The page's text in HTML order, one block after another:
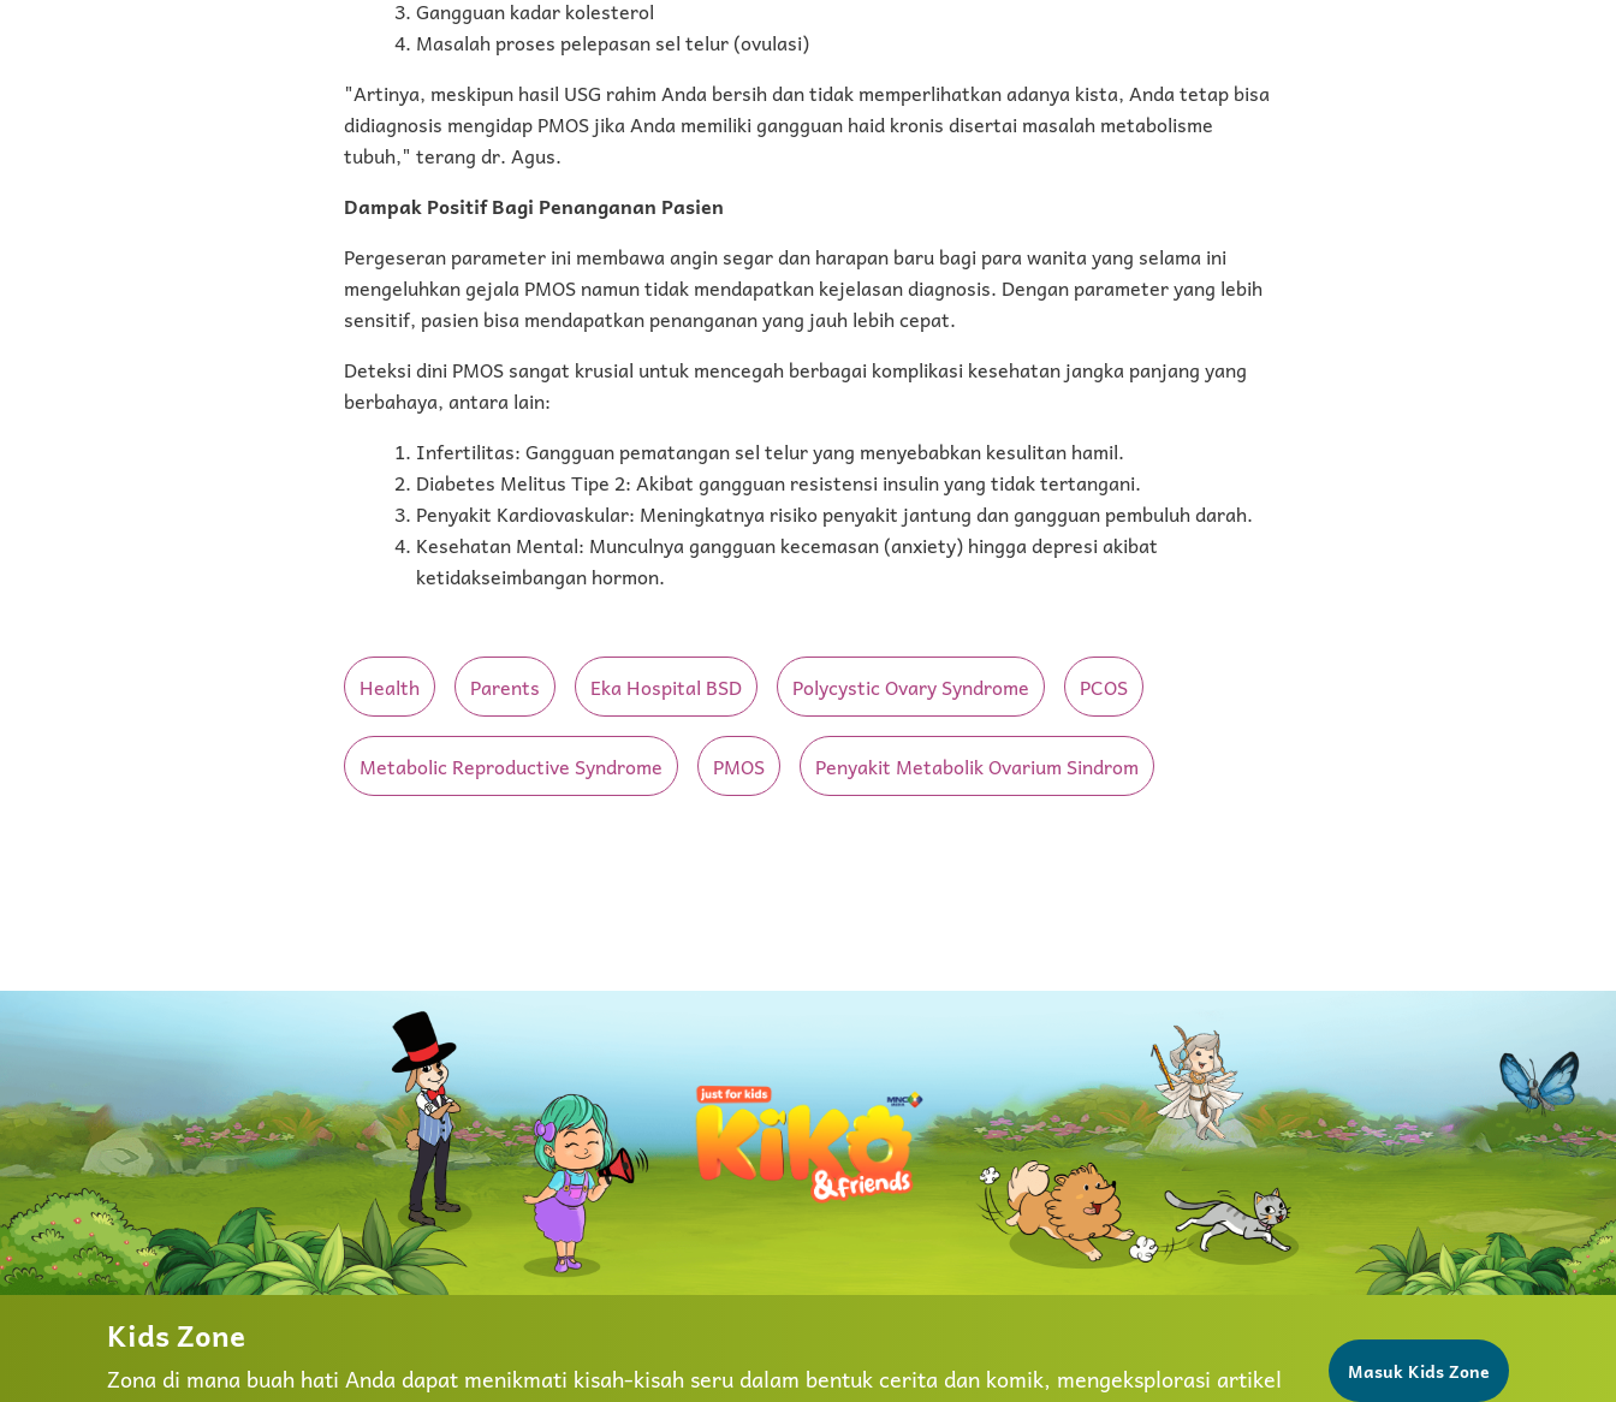
Gangguan kadar kolesterol
Masalah proses pelepasan sel telur (ovulasi)
"Artinya, meskipun hasil USG rahim Anda bersih dan tidak memperlihatkan adanya kista, Anda tetap bisa
didiagnosis mengidap PMOS jika Anda memiliki gangguan haid kronis disertai masalah metabolisme
tubuh," terang dr. Agus.
Dampak Positif Bagi Penanganan Pasien
Pergeseran parameter ini membawa angin segar dan harapan baru bagi para wanita yang selama ini
mengeluhkan gejala PMOS namun tidak mendapatkan kejelasan diagnosis. Dengan parameter yang lebih
sensitif, pasien bisa mendapatkan penanganan yang jauh lebih cepat.
Deteksi dini PMOS sangat krusial untuk mencegah berbagai komplikasi kesehatan jangka panjang yang
berbahaya, antara lain:
Infertilitas: Gangguan pematangan sel telur yang menyebabkan kesulitan hamil.
Diabetes Melitus Tipe 2: Akibat gangguan resistensi insulin yang tidak tertangani.
Penyakit Kardiovaskular: Meningkatnya risiko penyakit jantung dan gangguan pembuluh darah.
Kesehatan Mental: Munculnya gangguan kecemasan (anxiety) hingga depresi akibat
ketidakseimbangan hormon.
Health Parents Eka Hospital BSD Polycystic Ovary Syndrome PCOS
Metabolic Reproductive Syndrome PMOS Penyakit Metabolik Ovarium Sindrom
Kids Zone
Zona di mana buah hati Anda dapat menikmati kisah-kisah seru dalam bentuk cerita dan komik, mengeksplorasi artikel
Masuk Kids Zone